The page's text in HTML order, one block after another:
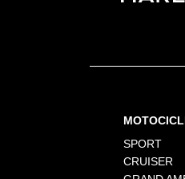
SPORT
CRUISER